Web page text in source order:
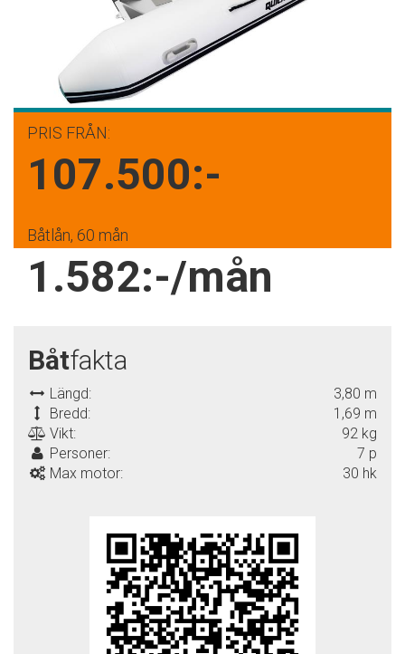
PRIS FRÅN:
107.500:-
Båtlån, 60 mån
1.582:-/mån
Båtfakta
Längd:
3,80 m
Bredd:
1,69 m
Vikt:
92 kg
Personer:
7 p
Max motor:
30 hk